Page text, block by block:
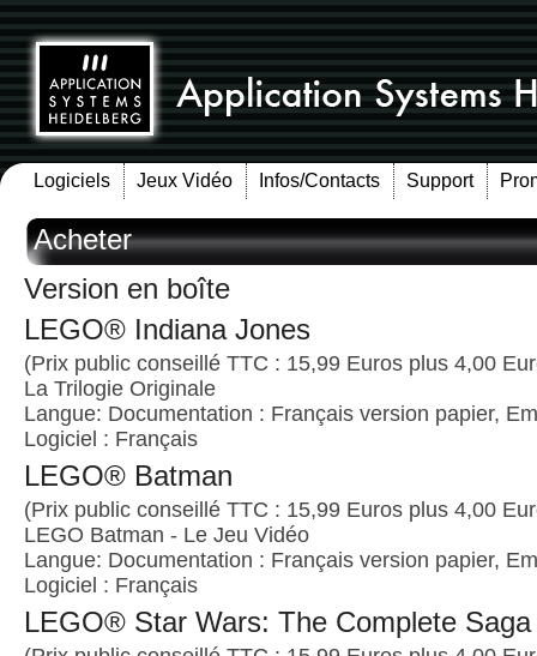
Logiciels Jeux Vidéo Infos/Contacts Support
Acheter
Version en boîte
LEGO® Indiana Jones
(Prix public conseillé TTC : 15,99 Euros plus 4,00
La Trilogie Originale
Langue: Documentation : Français version papier,
Logiciel : Français
LEGO® Batman
(Prix public conseillé TTC : 15,99 Euros plus 4,00
LEGO Batman - Le Jeu Vidéo
Langue: Documentation : Français version papier,
Logiciel : Français
LEGO® Star Wars: The Complete Saga